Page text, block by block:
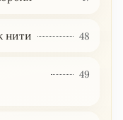
нити 48
49